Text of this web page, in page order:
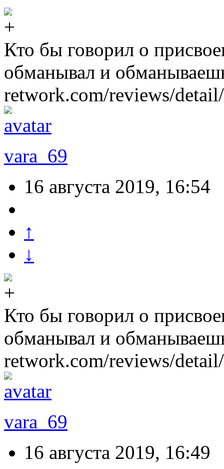
Кто бы говорил о
обманывал и
retwork.com/reviews/
vara_69
16 августа 2019, 16:54
↑
↓
Кто бы говорил о
обманывал и
retwork.com/reviews/
vara_69
16 августа 2019, 16:49